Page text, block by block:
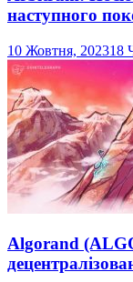
наступного
10 Жовтня, 202318
Algorand